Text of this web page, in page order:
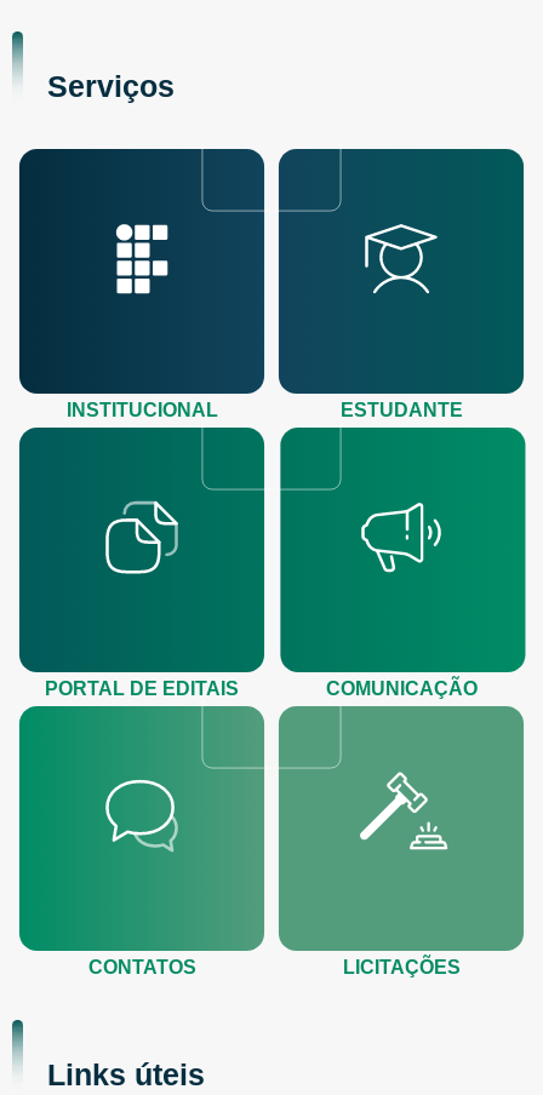
Serviços
INSTITUCIONAL ESTUDANTE
PORTAL DE EDITAIS COMUNICAÇÃO
CONTATOS LICITAÇÕES
Links úteis